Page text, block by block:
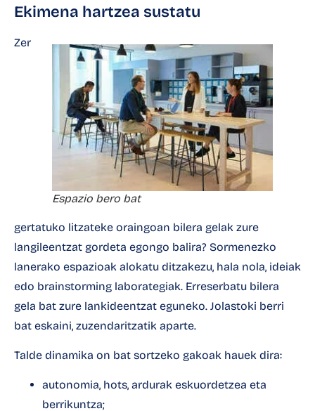
Ekimena hartzea sustatu
Espazio bero bat
Zer
gertatuko litzateke oraingoan bilera gelak zure
langileentzat gordeta egongo balira? Sormenezko
lanerako espazioak alokatu ditzakezu, hala nola, ideiak
edo brainstorming laborategiak. Erreserbatu bilera
gela bat zure lankideentzat eguneko. Jolastoki berri
bat eskaini, zuzendaritzatik aparte.
Talde dinamika on bat sortzeko gakoak hauek dira:
autonomia, hots, ardurak eskuordetzea eta
berrikuntza;